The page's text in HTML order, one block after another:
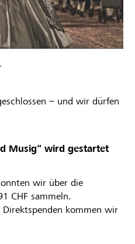
– und wir dürfen
Musig“ wird gestartet
wir über die
CHF sammeln.
kommen wir